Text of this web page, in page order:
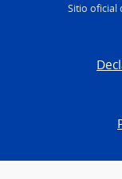
Sitio oficial